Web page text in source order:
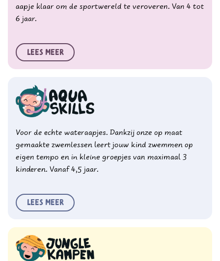
aapje klaar om de sportwereld te veroveren. Van 4 tot
6 jaar.
Lees meer
Voor de echte wateraapjes. Dankzij onze op maat
gemaakte zwemlessen leert jouw kind zwemmen op
eigen tempo en in kleine groepjes van maximaal 3
kinderen. Vanaf 4,5 jaar.
Lees meer